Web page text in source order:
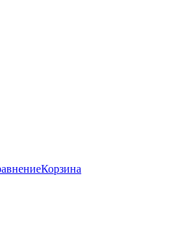
Корзина